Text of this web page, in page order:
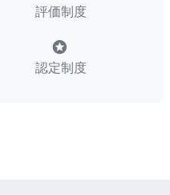
評価制度
stars
認定制度